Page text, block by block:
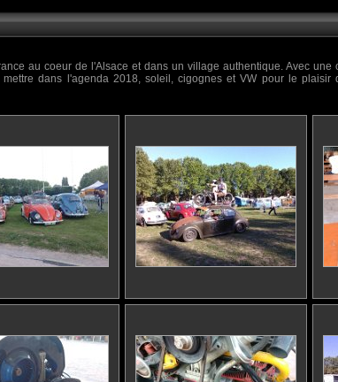
au coeur de l'Alsace et dans un village authentique. Avec une
dans l'agenda 2018, soleil, cigognes et VW pour le plaisir